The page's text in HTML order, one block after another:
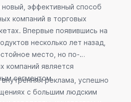
новый, эффективный способ
компаний в торговых
Впервые появившись на
несколько лет назад,
место, но по-
компаний является
сегментом.
внутренняя реклама, успешно
с большим людским